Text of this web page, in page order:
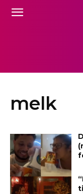
melk